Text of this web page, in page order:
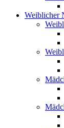
Weiblicher